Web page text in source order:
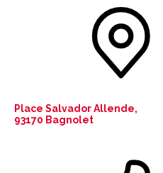
Place Salvador Allende,
93170 Bagnolet